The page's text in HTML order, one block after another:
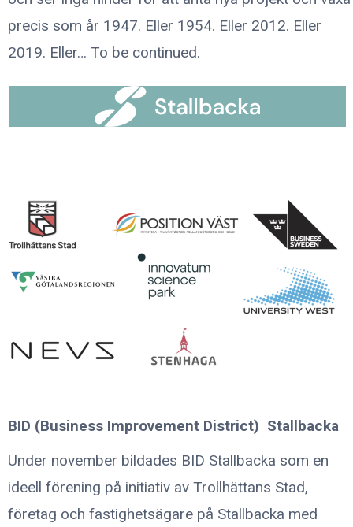
precis som år 1947. Eller 1954. Eller 2012. Eller
2019. Eller… To be continued.
BID (Business Improvement District) Stallbacka
Under november bildades BID Stallbacka som en
ideell förening på initiativ av Trollhättans Stad,
företag och fastighetsägare på Stallbacka med